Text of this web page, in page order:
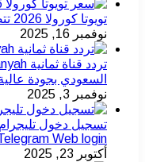
تويوتا كورولا 2026 تتصدر المشهد بتخفيضات ضخمة
نوفمبر 16, 2025
السعودي بجودة
نوفمبر 3, 2025
تسجيل دخول
Web login
أكتوبر 23, 2025